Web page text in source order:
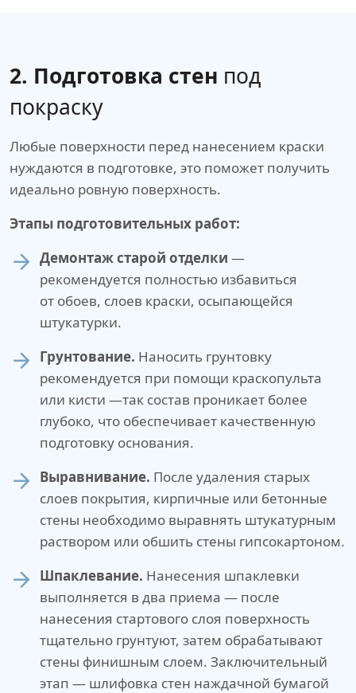
2. Подготовка стен под
покраску
Любые поверхности перед нанесением краски
нуждаются в подготовке, это поможет получить
идеально ровную поверхность.
Этапы подготовительных работ:
Демонтаж старой отделки —
рекомендуется полностью избавиться
от обоев, слоев краски, осыпающейся
штукатурки.
Грунтование. Наносить грунтовку
рекомендуется при помощи краскопульта
или кисти —так состав проникает более
глубоко, что обеспечивает качественную
подготовку основания.
Выравнивание. После удаления старых
слоев покрытия, кирпичные или бетонные
стены необходимо выравнять штукатурным
раствором или обшить стены гипсокартоном.
Шпаклевание. Нанесения шпаклевки
выполняется в два приема — после
нанесения стартового слоя поверхность
тщательно грунтуют, затем обрабатывают
стены финишным слоем. Заключительный
этап — шлифовка стен наждачной бумагой